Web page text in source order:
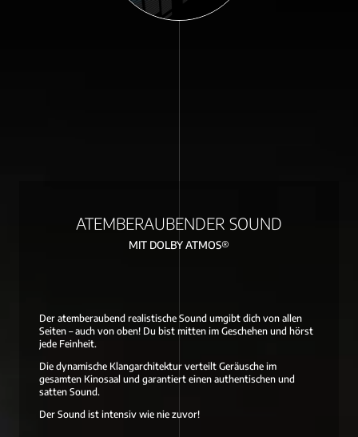
Der atemberaubend realistische Sound umgibt dich von allen
Seiten – auch von oben! Du bist mitten im Geschehen und hörst
jede Feinheit.
Die dynamische Klangarchitektur verteilt Geräusche im
gesamten Kinosaal und garantiert einen authentischen und
satten Sound.
Der Sound ist intensiv wie nie zuvor!
ATEMBERAUBENDER SOUND
MIT DOLBY ATMOS®